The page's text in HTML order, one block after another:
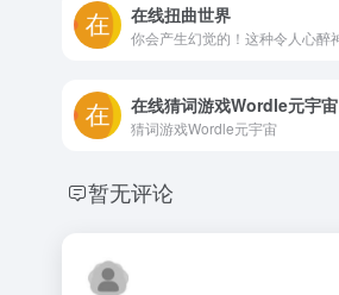
在线扭曲世界
在线猜词游戏Wordle元宇宙
猜词游戏Wordle元宇宙
暂无评论